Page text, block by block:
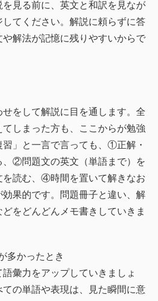
見る前に、英文と和訳を見なが
てください。解説に頼らずに答
解法が記憶に残りやすいからで
をして解説に目を通します。全
しまった方も、ここからが勉強
」と一言で言っても、①正解・
、②問題文の英文（単語まで）を
読む、④時間を置いて解きなお
果的です。問題冊子と違い、解
をどんどんメモ書きしていきま
多かったとき
彙力をアップしていきましょ
の単語や表現は、見た瞬間に意